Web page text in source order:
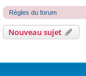
Règles du forum
Nouveau sujet